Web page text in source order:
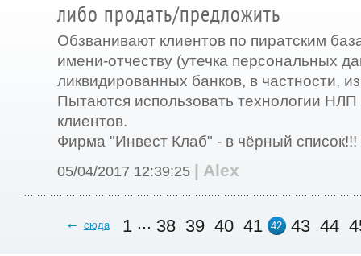
либо продать/предложить
Обзванивают клиентов по пиратским
имени-отчеству (утечка персональных
ликвидированных банков, в частности,
Пытаются использовать технологии
клиентов.
Фирма "Инвест Клаб" - в чёрный
05/04/2017 12:39:25 | Alex
сюда 1 ... 38 39 40 41 42 43 44